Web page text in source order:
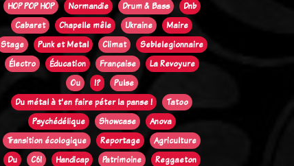
HOP POP HOP
Normandie Drum & Bass
Dnb
Cabaret
Chapelle mêle Ukraine
Maire
Stage
Punk et Metal Climat
Seblelegionnaire
Électro
Éducation Française
La Revoyure
Ou
!?
Pulse
Du métal à t'en faire péter la panse !
Tatoo
Psychédélique
Showcase
Anova
Transition écologique
Reportage
Agriculture
Du
C61 Handicap Patrimoine
Reggaeton